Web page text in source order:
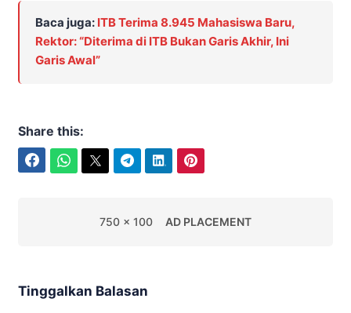
Baca juga: ITB Terima 8.945 Mahasiswa Baru,
Rektor: “Diterima di ITB Bukan Garis Akhir, Ini
Garis Awal”
Share this:
750 x 100 AD PLACEMENT
Tinggalkan Balasan